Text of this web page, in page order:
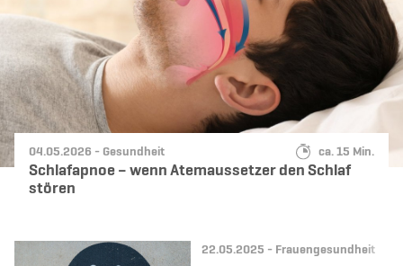
Datum:
04.05.2026 - Kategorie:
Gesundheit Lesedauer:
ca. 15 Min.
Schlafapnoe – wenn Atemaussetzer den Schlaf
stören
Datum:
22.05.2025 - Kategorie:
Frauengesundheit